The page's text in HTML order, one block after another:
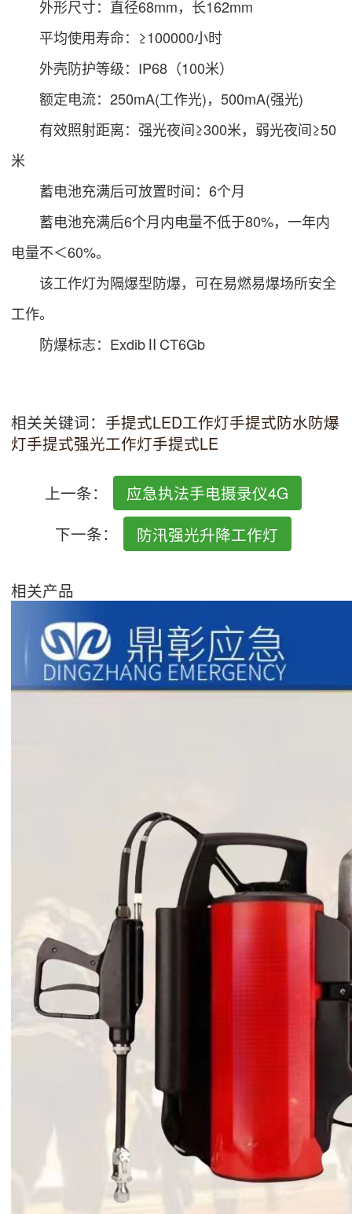
外形尺寸：直径68mm，长162mm
平均使用寿命：≥100000小时
外壳防护等级：IP68（100米）
额定电流：250mA(工作光)，500mA(强光)
有效照射距离：强光夜间≥300米，弱光夜间≥50
米
蓄电池充满后可放置时间：6个月
蓄电池充满后6个月内电量不低于80%，一年内
电量不＜60%。
该工作灯为隔爆型防爆，可在易燃易爆场所安全
工作。
防爆标志：ExdibⅡCT6Gb
相关关键词： 手提式LED工作灯手提式防水防爆
灯手提式强光工作灯手提式LE
上一条：
应急执法手电摄录仪4G
下一条：
防汛强光升降工作灯
相关产品